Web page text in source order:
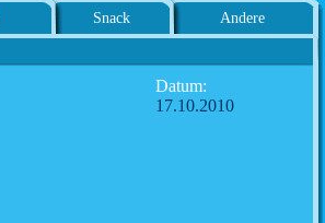
Snack Andere
Datum:
17.10.2010